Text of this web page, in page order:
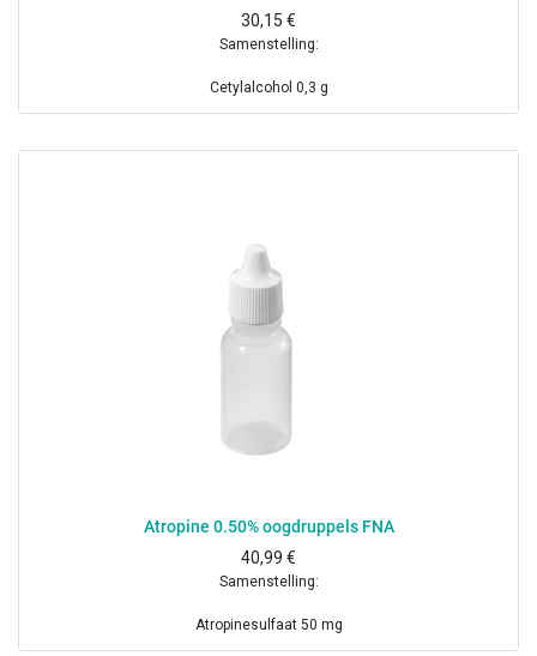
30,15 €
Samenstelling:
Cetylalcohol 0,3 g
Wolvet 0,7 g
Witte vaseline ad 10 g
Atropine 0.50% oogdruppels FNA
40,99 €
Samenstelling:
Atropinesulfaat 50 mg
Boorzuur 0.2 g